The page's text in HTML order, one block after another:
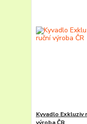
Kyvadlo Exkluziv
výroba ČR